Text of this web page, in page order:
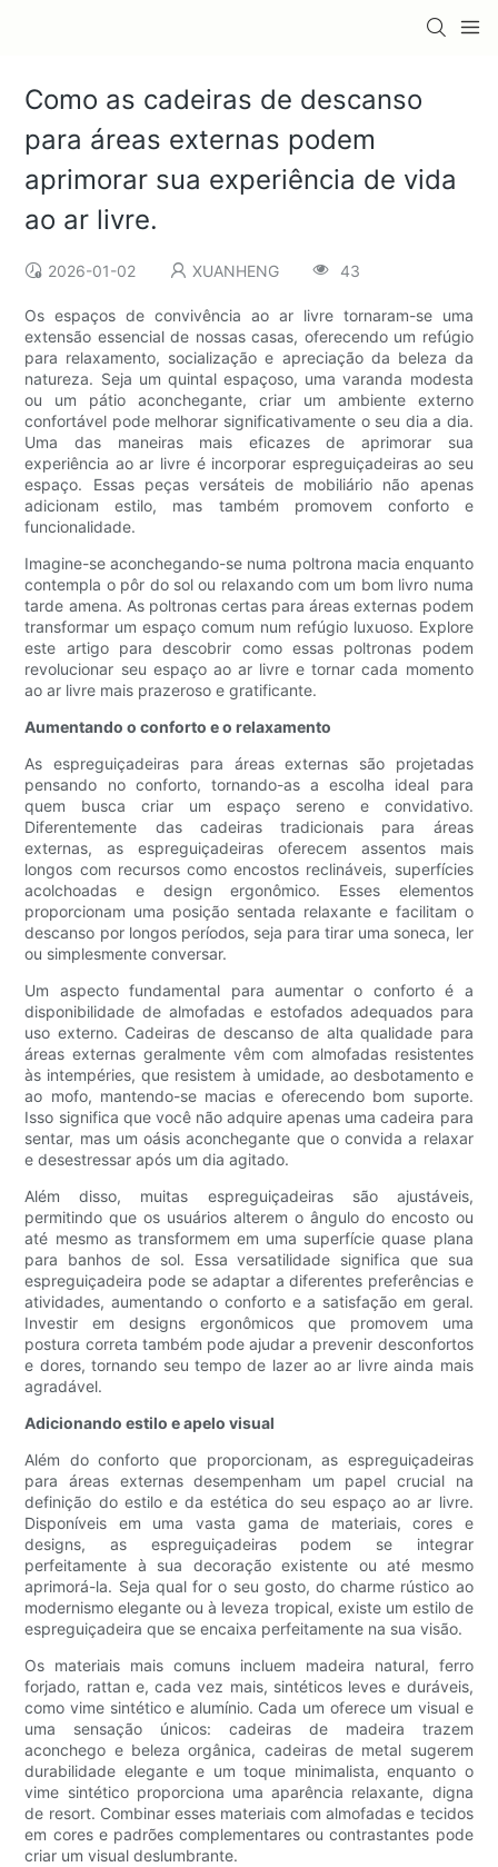
Como as cadeiras de descanso
para áreas externas podem
aprimorar sua experiência de vida
ao ar livre.
2026-01-02 XUANHENG 43
Os espaços de convivência ao ar livre tornaram-se uma
extensão essencial de nossas casas, oferecendo um refúgio
para relaxamento, socialização e apreciação da beleza da
natureza. Seja um quintal espaçoso, uma varanda modesta
ou um pátio aconchegante, criar um ambiente externo
confortável pode melhorar significativamente o seu dia a dia.
Uma das maneiras mais eficazes de aprimorar sua
experiência ao ar livre é incorporar espreguiçadeiras ao seu
espaço. Essas peças versáteis de mobiliário não apenas
adicionam estilo, mas também promovem conforto e
funcionalidade.
Imagine-se aconchegando-se numa poltrona macia enquanto
contempla o pôr do sol ou relaxando com um bom livro numa
tarde amena. As poltronas certas para áreas externas podem
transformar um espaço comum num refúgio luxuoso. Explore
este artigo para descobrir como essas poltronas podem
revolucionar seu espaço ao ar livre e tornar cada momento
ao ar livre mais prazeroso e gratificante.
Aumentando o conforto e o relaxamento
As espreguiçadeiras para áreas externas são projetadas
pensando no conforto, tornando-as a escolha ideal para
quem busca criar um espaço sereno e convidativo.
Diferentemente das cadeiras tradicionais para áreas
externas, as espreguiçadeiras oferecem assentos mais
longos com recursos como encostos reclináveis, superfícies
acolchoadas e design ergonômico. Esses elementos
proporcionam uma posição sentada relaxante e facilitam o
descanso por longos períodos, seja para tirar uma soneca, ler
ou simplesmente conversar.
Um aspecto fundamental para aumentar o conforto é a
disponibilidade de almofadas e estofados adequados para
uso externo. Cadeiras de descanso de alta qualidade para
áreas externas geralmente vêm com almofadas resistentes
às intempéries, que resistem à umidade, ao desbotamento e
ao mofo, mantendo-se macias e oferecendo bom suporte.
Isso significa que você não adquire apenas uma cadeira para
sentar, mas um oásis aconchegante que o convida a relaxar
e desestressar após um dia agitado.
Além disso, muitas espreguiçadeiras são ajustáveis,
permitindo que os usuários alterem o ângulo do encosto ou
até mesmo as transformem em uma superfície quase plana
para banhos de sol. Essa versatilidade significa que sua
espreguiçadeira pode se adaptar a diferentes preferências e
atividades, aumentando o conforto e a satisfação em geral.
Investir em designs ergonômicos que promovem uma
postura correta também pode ajudar a prevenir desconfortos
e dores, tornando seu tempo de lazer ao ar livre ainda mais
agradável.
Adicionando estilo e apelo visual
Além do conforto que proporcionam, as espreguiçadeiras
para áreas externas desempenham um papel crucial na
definição do estilo e da estética do seu espaço ao ar livre.
Disponíveis em uma vasta gama de materiais, cores e
designs, as espreguiçadeiras podem se integrar
perfeitamente à sua decoração existente ou até mesmo
aprimorá-la. Seja qual for o seu gosto, do charme rústico ao
modernismo elegante ou à leveza tropical, existe um estilo de
espreguiçadeira que se encaixa perfeitamente na sua visão.
Os materiais mais comuns incluem madeira natural, ferro
forjado, rattan e, cada vez mais, sintéticos leves e duráveis,
como vime sintético e alumínio. Cada um oferece um visual e
uma sensação únicos: cadeiras de madeira trazem
aconchego e beleza orgânica, cadeiras de metal sugerem
durabilidade elegante e um toque minimalista, enquanto o
vime sintético proporciona uma aparência relaxante, digna
de resort. Combinar esses materiais com almofadas e tecidos
em cores e padrões complementares ou contrastantes pode
criar um visual deslumbrante.